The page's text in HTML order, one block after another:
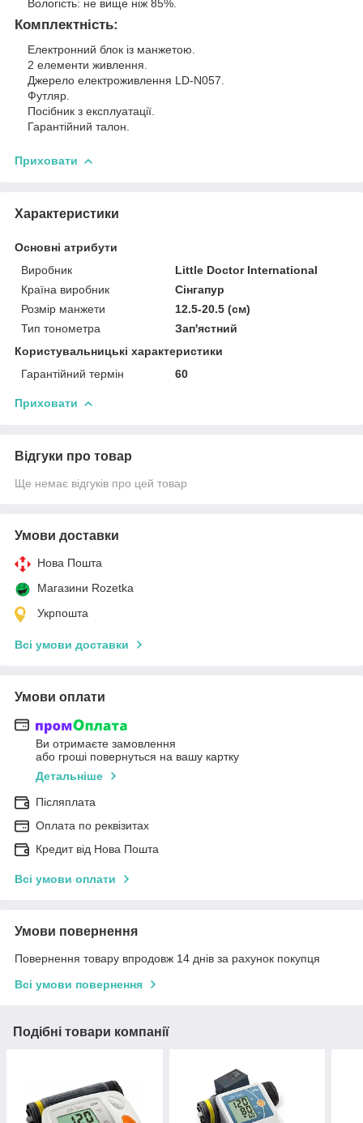
Вологість: не вище ніж 85%.
Комплектність:
Електронний блок із манжетою.
2 елементи живлення.
Джерело електроживлення LD-N057.
Футляр.
Посібник з експлуатації.
Гарантійний талон.
Приховати
Характеристики
Основні атрибути
Виробник
Little Doctor International
Країна виробник
Сінгапур
Розмір манжети
12.5-20.5 (см)
Тип тонометра
Зап'ястний
Користувальницькі характеристики
Гарантійний термін
60
Приховати
Відгуки про товар
Ще немає відгуків про цей товар
Умови доставки
Нова Пошта
Магазини Rozetka
Укрпошта
Всі умови доставки
Умови оплати
Ви отримаєте замовлення
або гроші повернуться на вашу картку
Детальніше
Післяплата
Оплата по реквізитах
Кредит від Нова Пошта
Всі умови оплати
Умови повернення
Повернення товару впродовж 14 днів за рахунок покупця
Всі умови повернення
Подібні товари компанії